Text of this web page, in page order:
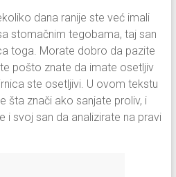
dana ranije ste već imali
stomačnim tegobama, taj san
toga. Morate dobro da pazite
pošto znate da imate osetljiv
ste osetljivi. U ovom tekstu
šta znači ako sanjate proliv, i
i svoj san da analizirate na pravi